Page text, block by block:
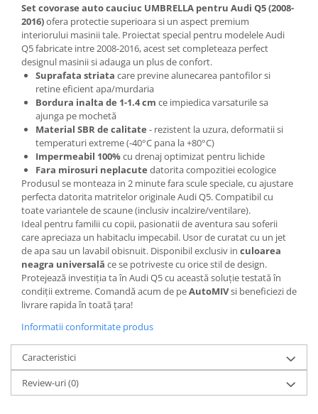
Set covorase auto cauciuc UMBRELLA pentru Audi Q5 (2008-
2016)ofera protectie superioara si un aspect premium
interiorului masinii tale. Proiectat special pentru modelele Audi
Q5 fabricate intre 2008-2016, acest set completeaza perfect
designul masinii si adauga un plus de confort.
Suprafata striata care previne alunecarea pantofilor si
retine eficient apa/murdaria
Bordura inalta de 1-1.4 cm ce impiedica varsaturile sa
ajunga pe mochetă
Material SBR de calitate - rezistent la uzura, deformatii si
temperaturi extreme (-40°C pana la +80°C)
Impermeabil 100%cu drenaj optimizat pentru lichide
Fara mirosuri neplacute datorita compozitiei ecologice
Produsul se monteaza in 2 minute fara scule speciale, cu ajustare
perfecta datorita matritelor originale Audi Q5. Compatibil cu
toate variantele de scaune (inclusiv incalzire/ventilare).
Ideal pentru familii cu copii, pasionatii de aventura sau soferii
care apreciaza un habitaclu impecabil. Usor de curatat cu un jet
de apa sau un lavabil obisnuit. Disponibil exclusiv in culoarea
neagra universală ce se potriveste cu orice stil de design.
Protejează investiția ta în Audi Q5 cu această soluție testată în
condiții extreme. Comandă acum de peAutoMIVsi beneficiezi de
livrare rapida în toată țara!
Informatii conformitate produs
Caracteristici
Review-uri(0)